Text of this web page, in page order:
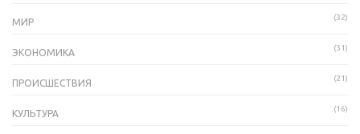
МИР (32)
ЭКОНОМИКА (31)
ПРОИСШЕСТВИЯ (21)
КУЛЬТУРА (16)